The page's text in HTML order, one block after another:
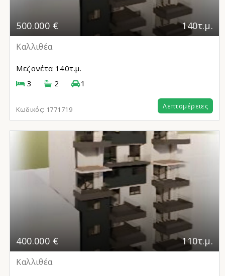
500.000 € 140τ.μ.
Καλλιθέα
Μεζονέτα 140τ.μ.
3
2 1
Κωδικός: 1771719 Λεπτομέρειες
400.000 € 110τ.μ.
Καλλιθέα